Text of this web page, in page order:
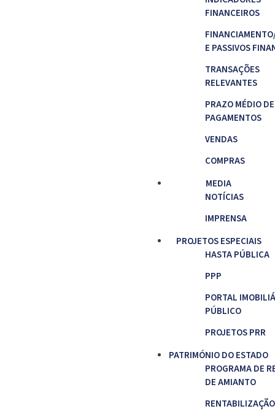
FINANCEIROS
E PASSIVOS
TRANSAÇÕES
RELEVANTES
PRAZO MÉDIO DE
PAGAMENTOS
VENDAS
COMPRAS
MEDIA
NOTÍCIAS
IMPRENSA
PROJETOS ESPECIAIS
HASTA PÚBLICA
PPP
PORTAL
PÚBLICO
PROJETOS PRR
PATRIMÓNIO DO ESTADO
PROGRAMA DE
DE AMIANTO
RENTABILIZAÇÃO